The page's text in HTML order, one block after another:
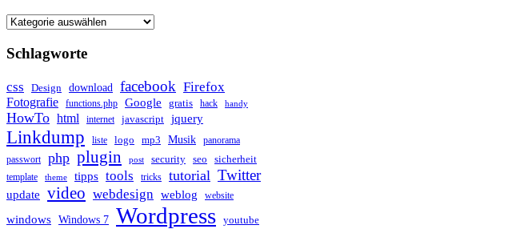
Kategorien
Schlagworte
css Design download facebook Firefox
Fotografie functions.php Google gratis hack handy
HowTo html internet javascript jquery
Linkdump liste logo mp3 Musik
panorama
passwort
php plugin post security seo sicherheit
template theme tipps tools tricks tutorial Twitter
update video webdesign weblog website
windows Windows 7 Wordpress youtube